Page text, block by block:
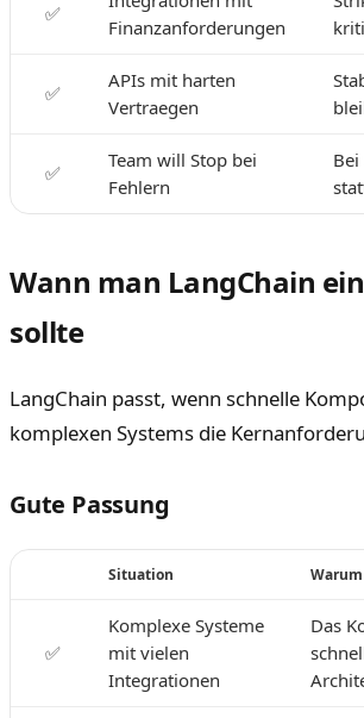
✅
Finanzanforderungen
✅
APIs mit harten
Vertraegen
✅
Team will Stop bei
Fehlern
Wann man LangChain
sollte
LangChain passt, wenn schnelle
komplexen Systems die
Gute Passung
Situation
✅
Komplexe Systeme
mit vielen
Integrationen
Das